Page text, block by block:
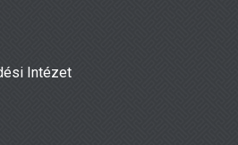
Intézet